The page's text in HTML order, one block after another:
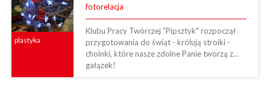
plastyka
fotorelacja
Klubu Pracy Twórczej "Pipsztyk" rozpoczął
przygotowania do świąt - królują stroiki -
choinki, które nasze zdolne Panie tworzą z...
gałązek!